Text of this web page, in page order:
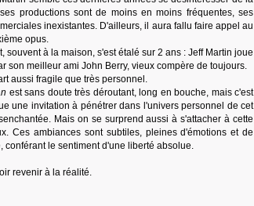
productions sont de moins en moins fréquentes, ses
inexistantes. D'ailleurs, il aura fallu faire appel au
opus.
à la maison, s'est étalé sur 2 ans : Jeff Martin joue
son meilleur ami John Berry, vieux compère de toujours.
aussi fragile que très personnel.
est sans doute très déroutant, long en bouche, mais c'est
une invitation à pénétrer dans l'univers personnel de cet
Mais on se surprend aussi à s'attacher à cette
Ces ambiances sont subtiles, pleines d'émotions et de
le sentiment d'une liberté absolue.
revenir à la réalité.